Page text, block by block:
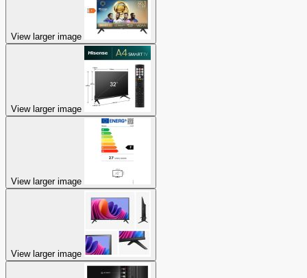
View larger image
View larger image
View larger image
View larger image